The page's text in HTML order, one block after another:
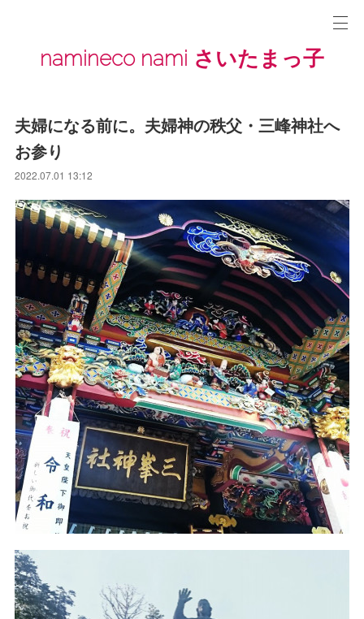
namineco nami さいたまっ子
夫婦になる前に。夫婦神の秩父・三峰神社へ
お参り
2022.07.01 13:12